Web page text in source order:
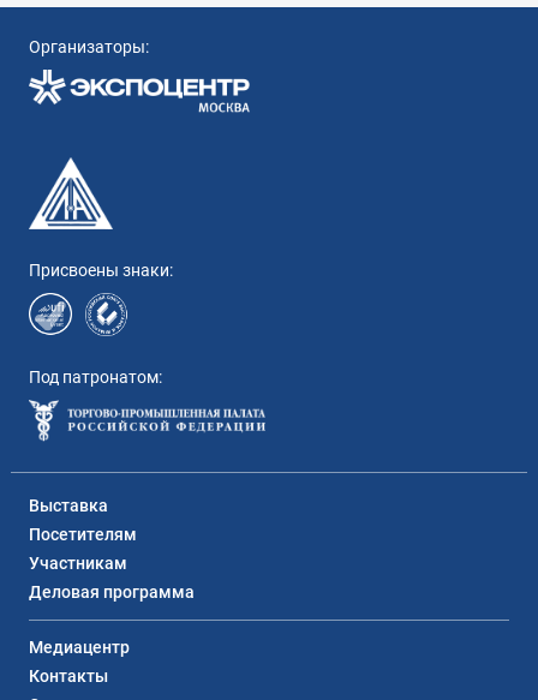
Организаторы:
Присвоены знаки:
Под патронатом:
Выставка
Посетителям
Участникам
Деловая программа
Медиацентр
Контакты